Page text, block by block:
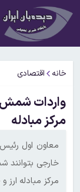
خانه اقتصادی
واردات شمش
مرکز مبادله
معاون اول
خارجی بتوانند
مرکز مبادله